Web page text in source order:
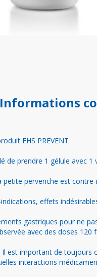
Informations
EHS PREVENT
de prendre 1 gélule avec
petite pervenche est
effets
gastriques pour ne
avec des doses 120
Il est important de toujours
interactions